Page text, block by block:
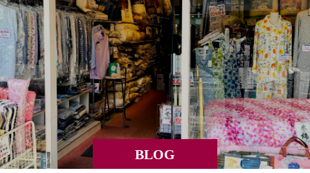
BLOG